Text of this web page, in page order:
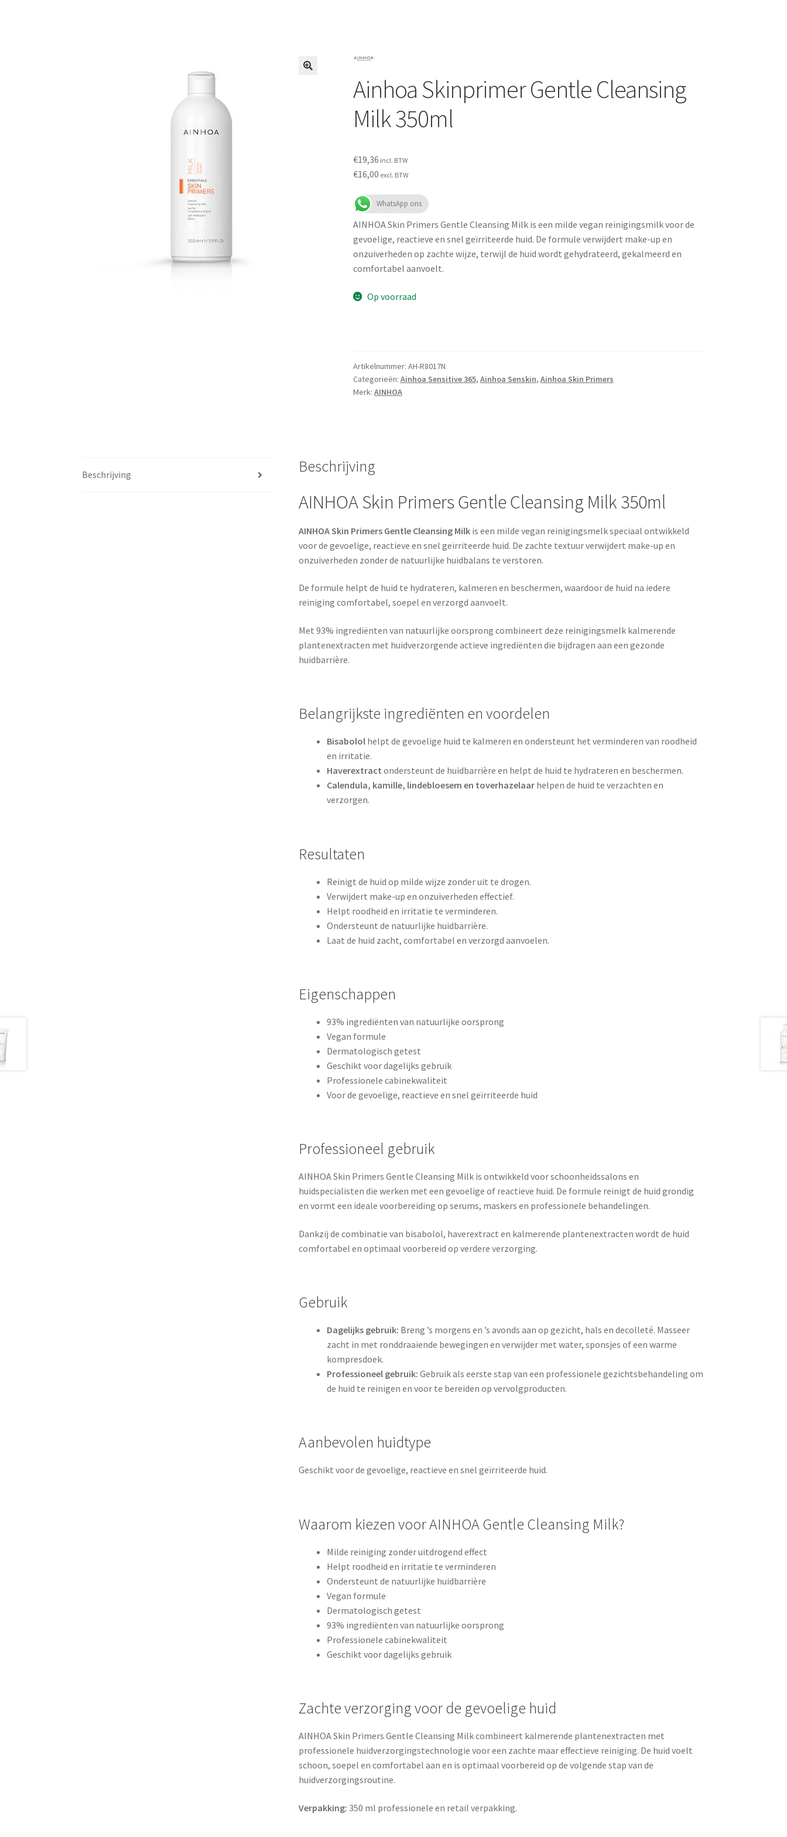
Ainhoa Skinprimer Gentle Cleansing
Milk 350ml
€19,36 incl. BTW
€16,00 excl. BTW
WhatsApp ons
AINHOA Skin Primers Gentle Cleansing Milk is een milde vegan reinigingsmilk voor de
gevoelige, reactieve en snel geïrriteerde huid. De formule verwijdert make-up en
onzuiverheden op zachte wijze, terwijl de huid wordt gehydrateerd, gekalmeerd en
comfortabel aanvoelt.
Op voorraad
Artikelnummer: AH-R8017N
Categorieën: Ainhoa Sensitive 365, Ainhoa Senskin, Ainhoa Skin Primers
Merk: AINHOA
Beschrijving Beschrijving
AINHOA Skin Primers Gentle Cleansing Milk 350ml
AINHOA Skin Primers Gentle Cleansing Milk is een milde vegan reinigingsmelk speciaal ontwikkeld
voor de gevoelige, reactieve en snel geïrriteerde huid. De zachte textuur verwijdert make-up en
onzuiverheden zonder de natuurlijke huidbalans te verstoren.
De formule helpt de huid te hydrateren, kalmeren en beschermen, waardoor de huid na iedere
reiniging comfortabel, soepel en verzorgd aanvoelt.
Met 93% ingrediënten van natuurlijke oorsprong combineert deze reinigingsmelk kalmerende
plantenextracten met huidverzorgende actieve ingrediënten die bijdragen aan een gezonde
huidbarrière.
Belangrijkste ingrediënten en voordelen
Bisabolol helpt de gevoelige huid te kalmeren en ondersteunt het verminderen van roodheid
en irritatie.
Haverextract ondersteunt de huidbarrière en helpt de huid te hydrateren en beschermen.
Calendula, kamille, lindebloesem en toverhazelaar helpen de huid te verzachten en
verzorgen.
Resultaten
Reinigt de huid op milde wijze zonder uit te drogen.
Verwijdert make-up en onzuiverheden effectief.
Helpt roodheid en irritatie te verminderen.
Ondersteunt de natuurlijke huidbarrière.
Laat de huid zacht, comfortabel en verzorgd aanvoelen.
Eigenschappen
93% ingrediënten van natuurlijke oorsprong
Vegan formule
Dermatologisch getest
Geschikt voor dagelijks gebruik
Professionele cabinekwaliteit
Voor de gevoelige, reactieve en snel geïrriteerde huid
Professioneel gebruik
AINHOA Skin Primers Gentle Cleansing Milk is ontwikkeld voor schoonheidssalons en
huidspecialisten die werken met een gevoelige of reactieve huid. De formule reinigt de huid grondig
en vormt een ideale voorbereiding op serums, maskers en professionele behandelingen.
Dankzij de combinatie van bisabolol, haverextract en kalmerende plantenextracten wordt de huid
comfortabel en optimaal voorbereid op verdere verzorging.
Gebruik
Dagelijks gebruik: Breng ’s morgens en ’s avonds aan op gezicht, hals en decolleté. Masseer
zacht in met ronddraaiende bewegingen en verwijder met water, sponsjes of een warme
kompresdoek.
Professioneel gebruik: Gebruik als eerste stap van een professionele gezichtsbehandeling om
de huid te reinigen en voor te bereiden op vervolgproducten.
Aanbevolen huidtype
Geschikt voor de gevoelige, reactieve en snel geïrriteerde huid.
Waarom kiezen voor AINHOA Gentle Cleansing Milk?
Milde reiniging zonder uitdrogend effect
Helpt roodheid en irritatie te verminderen
Ondersteunt de natuurlijke huidbarrière
Vegan formule
Dermatologisch getest
93% ingrediënten van natuurlijke oorsprong
Professionele cabinekwaliteit
Geschikt voor dagelijks gebruik
Zachte verzorging voor de gevoelige huid
AINHOA Skin Primers Gentle Cleansing Milk combineert kalmerende plantenextracten met
professionele huidverzorgingstechnologie voor een zachte maar effectieve reiniging. De huid voelt
schoon, soepel en comfortabel aan en is optimaal voorbereid op de volgende stap van de
huidverzorgingsroutine.
Verpakking: 350 ml professionele en retail verpakking.